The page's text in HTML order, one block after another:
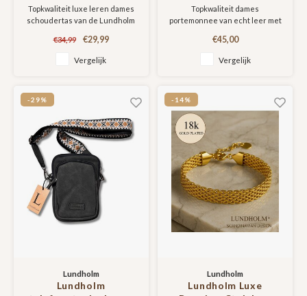
dames crossbody tas
dames schoudertas -
vrouwen cadeautjes |
Lykling Serie
Topkwaliteit luxe leren dames
schoudertas van de Lundholm
€34,99
€29,99
Vergelijk
portemonnee
ritsportemonnee
vrouwen cadeautjes
design
Topkwaliteit dames
portemonnee van echt leer met
met RFID anti skim bescherming
ingebouwd
€45,00
Vergelijk
-29%
Lundholm
Lundholm
-14%
Lundholm
Lundholm Luxe